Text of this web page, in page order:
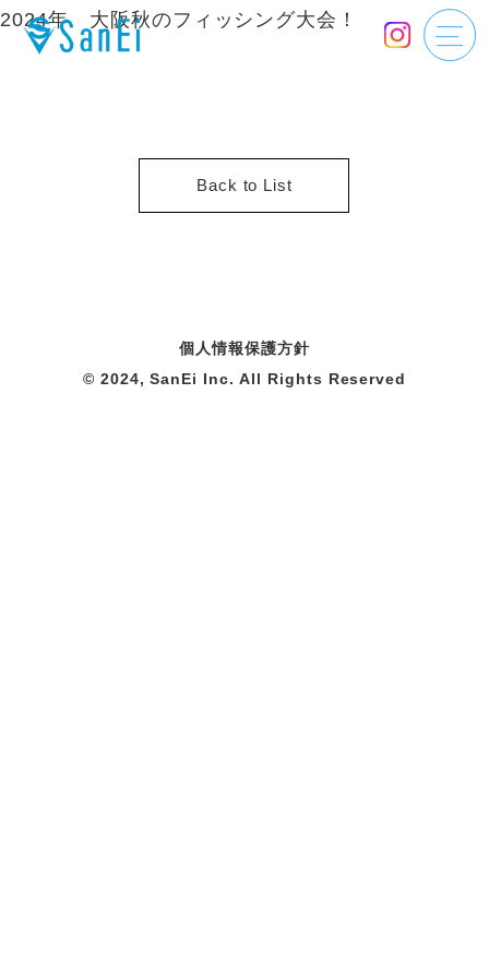
2024年 大阪秋のフィッシング大会！
Back to List
個人情報保護方針
© 2024, SanEi Inc. All Rights Reserved